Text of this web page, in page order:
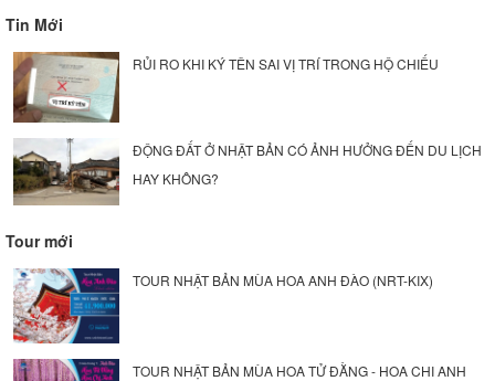
Tin Mới
RỦI RO KHI KÝ TÊN SAI VỊ TRÍ TRONG HỘ CHIẾU
ĐỘNG ĐẤT Ở NHẬT BẢN CÓ ẢNH HƯỞNG ĐẾN DU LỊCH
HAY KHÔNG?
Tour mới
TOUR NHẬT BẢN MÙA HOA ANH ĐÀO (NRT-KIX)
TOUR NHẬT BẢN MÙA HOA TỬ ĐẰNG - HOA CHI ANH